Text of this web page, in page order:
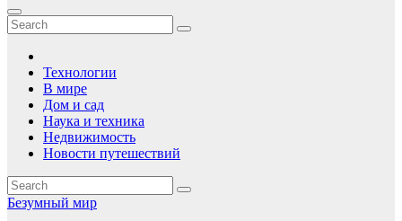
Технологии
В мире
Дом и сад
Наука и техника
Недвижимость
Новости путешествий
Безумный мир